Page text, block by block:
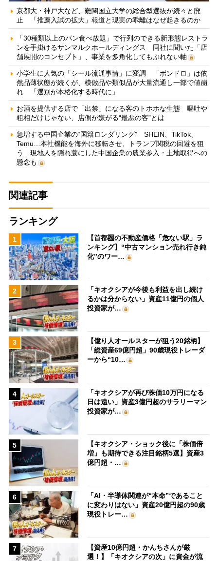
京都大・神戸大など、難関国立大学の総合型選抜が続々と廃
止 「推薦入試の拡大」報道と現実の乖離はなぜ起きるのか
「30種類以上のパン食べ放題」で行列のできる新形態レストラ
ンを手掛けるサンマルクホールディングス 同社に聞いた「店
舗展開のコンセプト」、事業を多角化してもぶれない軸
小学生に人気の「シール流通事情」に変調 「ボンドロ」は依
然品薄状態が続くが、模倣品や類似品が大量流通し一部で値崩
れ 「選別が本格化する時代に」
お酒を提供する店で「出禁」になる客のトホホな生態 嘔吐や
粗相だけじゃない、店側が嫌がる“最悪の客”とは
急増する中国企業の“国籍ロンダリング” SHEIN、TikTok、
Temu…本社機能を海外に移転させ、トランプ関税の回避を狙
う 現地人を隠れ蓑にした中国企業の農業参入・土地取得への
懸念も
関連記事
ランキング
1
【首都圏の不動産価格「危ない駅」ラ
ンキング】“中古マンション売れ行き鈍
化”のワー…
2
「キオクシアが今後も利益を出し続け
るかは分からない」資産11億円の個人
投資家が…
3
【億り人オールスターが狙う20銘柄】
「総資産69億円超」90歳現役トレーダ
ーから“10…
4
「キオクシアが再び株価10万円になる
日は遠い」資産3億円超のサラリーマン
投資家が…
5
【キオクシア・ショック後に「株価倍
増」も期待できる注目銘柄5選】資産3
億円超・…
6
「AI・半導体関連が“本命”であること
に変わりはない」資産20億円超の90歳
現役トレー…
7
【資産10億円超・かんちさんが厳
選！】「キオクシアの次」に資金が流